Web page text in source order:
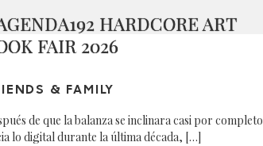
HARDCORE ART
FAIR 2026
& FAMILY
de que la balanza se inclinara casi por completo
lo digital durante la última década, […]